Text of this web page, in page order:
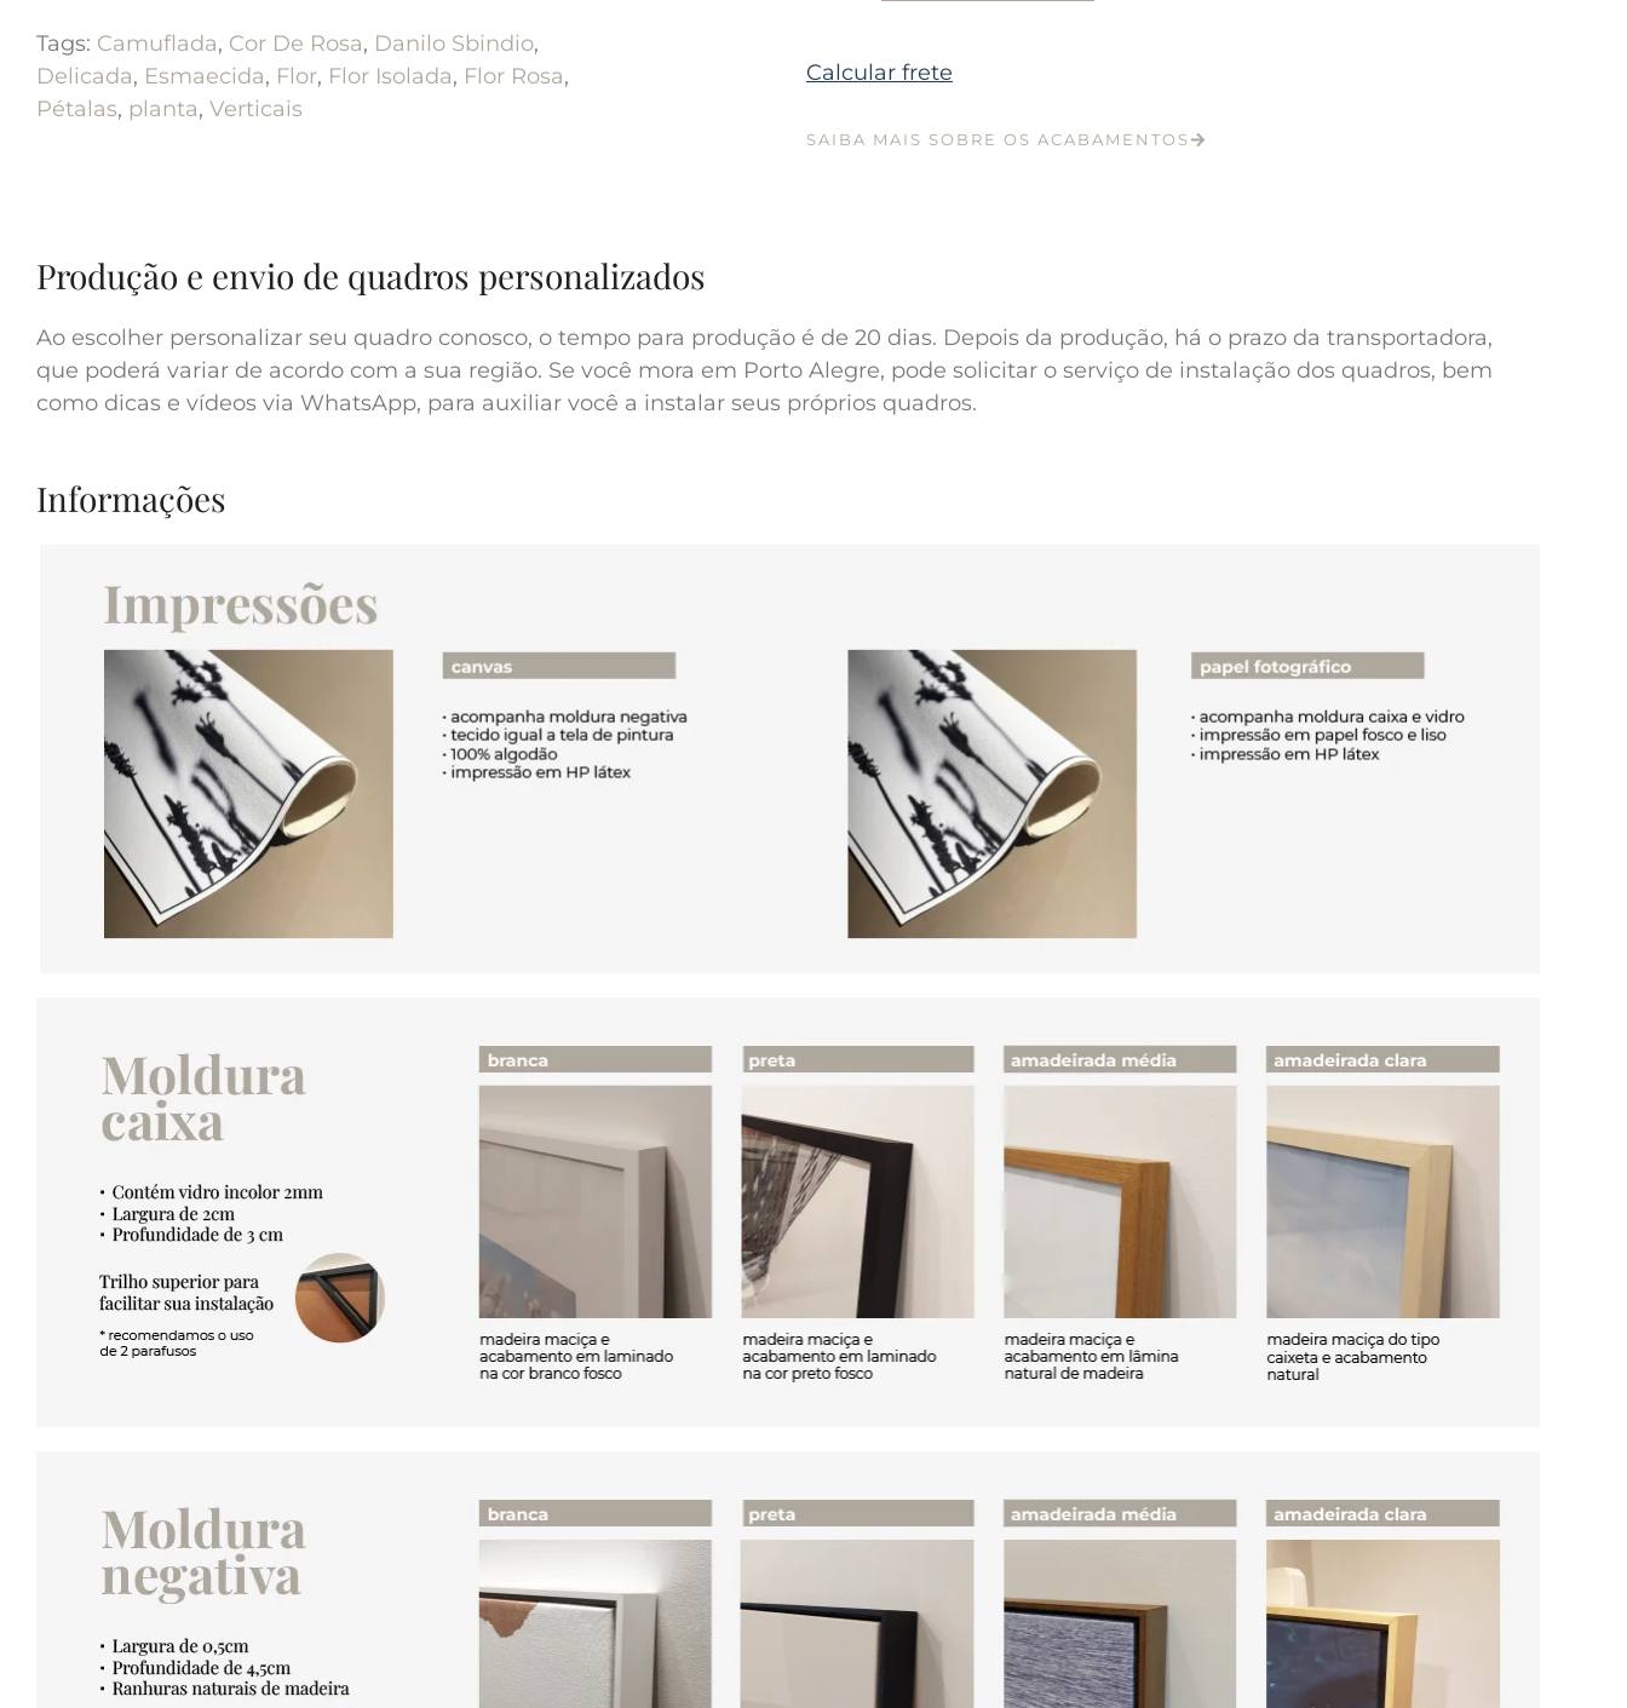
Tags: Camuflada, Cor De Rosa, Danilo Sbindio,
Delicada, Esmaecida, Flor, Flor Isolada, Flor Rosa,
Pétalas, planta, Verticais
Calcular frete
SAIBA MAIS SOBRE OS ACABAMENTOS
Produção e envio de quadros personalizados
Ao escolher personalizar seu quadro conosco, o tempo para produção é de 20 dias. Depois da produção, há o prazo da transportadora,
que poderá variar de acordo com a sua região. Se você mora em Porto Alegre, pode solicitar o serviço de instalação dos quadros, bem
como dicas e vídeos via WhatsApp, para auxiliar você a instalar seus próprios quadros.
Informações